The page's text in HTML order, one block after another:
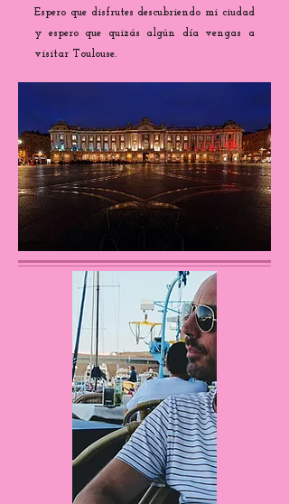
Espero que disfrutes descubriendo mi ciudad
y espero que quizás algún día vengas a
visitar Toulouse.